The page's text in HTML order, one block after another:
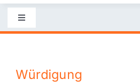
Toggle
Navigation
Nachrichten
Würdigung